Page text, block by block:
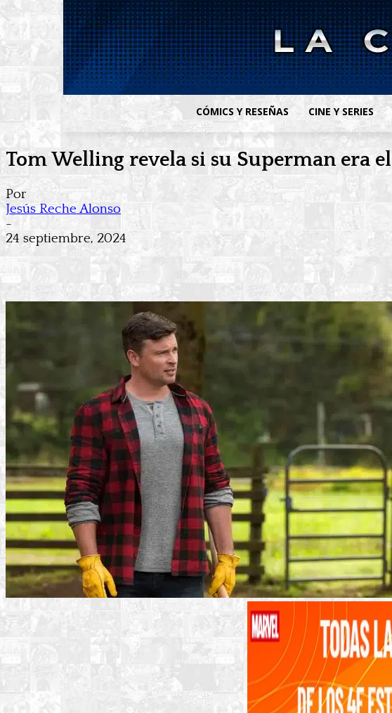
CÓMICS Y RESEÑAS CINE Y SERIES
Tom Welling revela si su Superman era
Por
Jesús Reche Alonso
-
24 septiembre, 2024